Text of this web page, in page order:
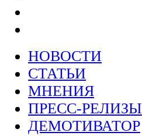
НОВОСТИ
СТАТЬИ
МНЕНИЯ
ПРЕСС-РЕЛИЗЫ
ДЕМОТИВАТОР